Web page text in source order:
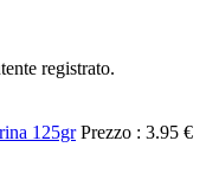
registrato.
125gr Prezzo : 3.95 €